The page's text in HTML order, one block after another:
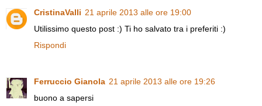
CristinaValli 21 aprile 2013 alle ore 19:00
Utilissimo questo post :) Ti ho salvato tra i preferiti :)
Rispondi
Ferruccio Gianola 21 aprile 2013 alle ore 19:26
buono a sapersi